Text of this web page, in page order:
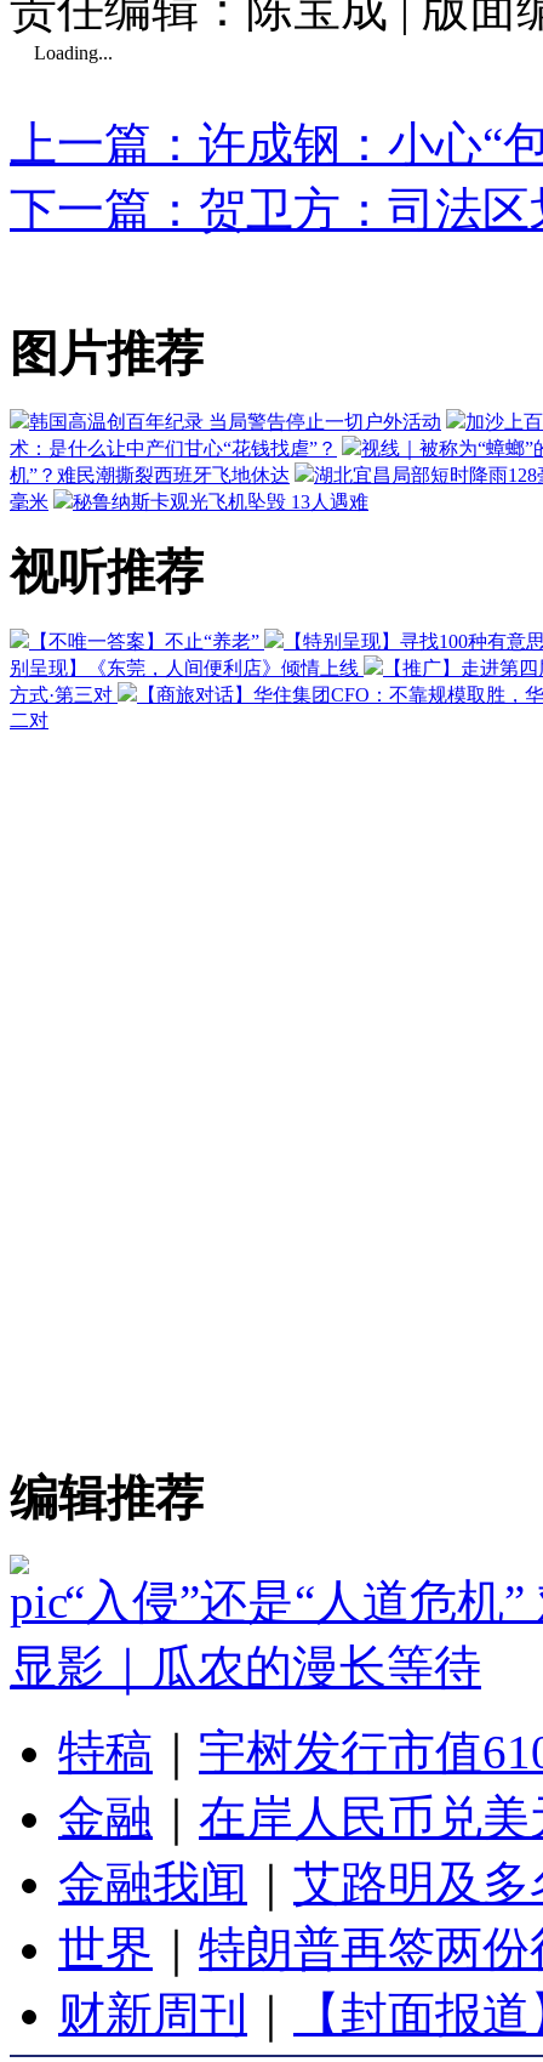
Loading...
上一篇：许成钢：小心“
下一篇：贺卫方：司法
图片推荐
韩国高温创百年纪录 当局警告停止一切户外活动
加沙上
术：是什么让中产们甘心“花钱找虐”？
视线｜被称为“蟑螂
机”？难民潮撕裂西班牙飞地休达
湖北宜昌局部短时降雨
毫米
秘鲁纳斯卡观光飞机坠毁 13人遇难
视听推荐
【不唯一答案】不止“养老”
【特别呈现】寻找100种有意
别呈现】《东莞，人间便利店》倾情上线
【推广】走进第
方式·第三对
【商旅对话】华住集团CFO：不靠规模取胜，
二对
编辑推荐
“入侵”还是“人道危机
显影｜瓜农的漫长等待
特稿
宇树发行市值
金融
在岸人民币兑
金融我闻
艾路明及
世界
特朗普再签两
财新周刊
【封面报